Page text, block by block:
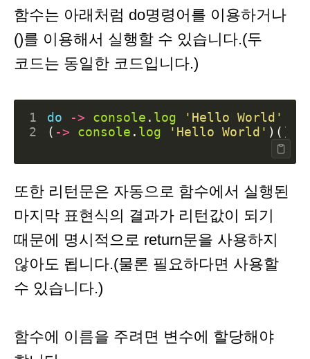
함수는 아래처럼 do명령어를 이용하거나
()를 이용해서 실행할 수 있습니다.(두
코드는 동일한 코드입니다.)
1 do -> console . log
'Hello World'
2
( -> console . log 'Hello World' )()
또한 리턴문은 자동으로 함수에서 실행된
마지막 표현식의 결과가 리턴값이 되기
때문에 명시적으로 return문을 사용하지
않아도 됩니다.(물론 필요하다면 사용할
수 있습니다.)
함수에 이름을 주려면 변수에 할당해야